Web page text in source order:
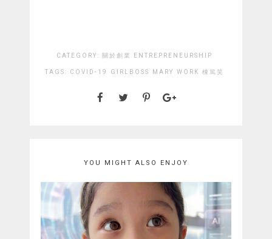
CATEGORY: 關於創業 ENTREPRENEURSHIP
TAGS: COVID-19 GIRLBOSS MARY WORK 棟篤笑
YOU MIGHT ALSO ENJOY